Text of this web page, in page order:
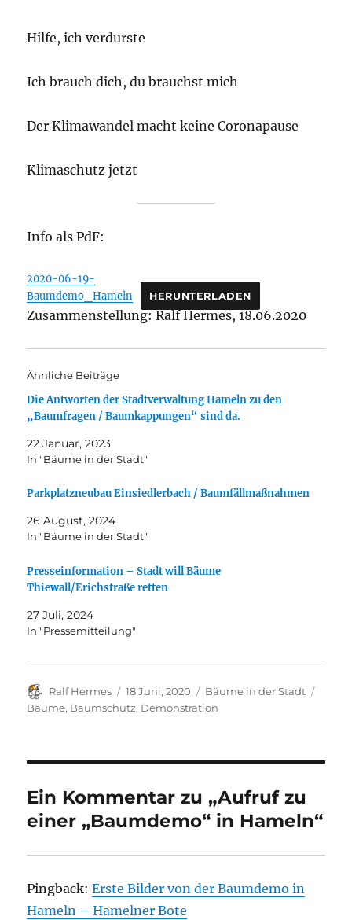
Hilfe, ich verdurste
Ich brauch dich, du brauchst mich
Der Klimawandel macht keine Coronapause
Klimaschutz jetzt
Info als PdF:
2020-06-19-
Baumdemo_Hameln
HERUNTERLADEN
Zusammenstellung: Ralf Hermes, 18.06.2020
Ähnliche Beiträge
Die Antworten der Stadtverwaltung Hameln zu den
„Baumfragen / Baumkappungen“ sind da.
22 Januar, 2023
In "Bäume in der Stadt"
Parkplatzneubau Einsiedlerbach / Baumfällmaßnahmen
26 August, 2024
In "Bäume in der Stadt"
Presseinformation – Stadt will Bäume
Thiewall/Erichstraße retten
27 Juli, 2024
In "Pressemitteilung"
Autor
Ralf Hermes
Veröffentlicht
am
18 Juni, 2020 Kategorien
Bäume in der Stadt
Bäume, Baumschutz, Demonstration
Ein Kommentar zu „Aufruf zu
einer „Baumdemo“ in Hameln“
Pingback:Erste Bilder von der Baumdemo in
Hameln – Hamelner Bote